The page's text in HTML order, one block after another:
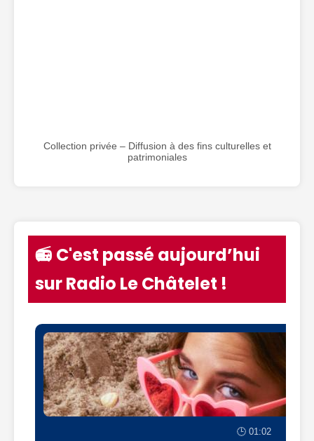
Collection privée – Diffusion à des fins culturelles et
patrimoniales
📻 C'est passé aujourd’hui
sur Radio Le Châtelet !
🕒 01:02